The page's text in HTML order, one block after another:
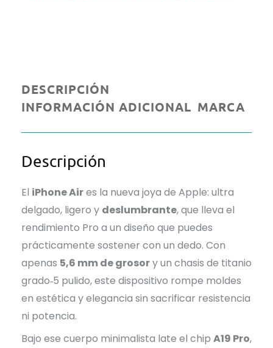
DESCRIPCIÓN
INFORMACIÓN ADICIONAL MARCA
Descripción
El iPhone Aires la nueva joya de Apple: ultra
delgado, ligero y deslumbrante, que lleva el
rendimiento Pro a un diseño que puedes
prácticamente sostener con un dedo. Con
apenas 5,6 mm de grosory un chasis de titanio
grado‐5 pulido, este dispositivo rompe moldes
en estética y elegancia sin sacrificar resistencia
ni potencia.
Bajo ese cuerpo minimalista late el chip A19 Pro,